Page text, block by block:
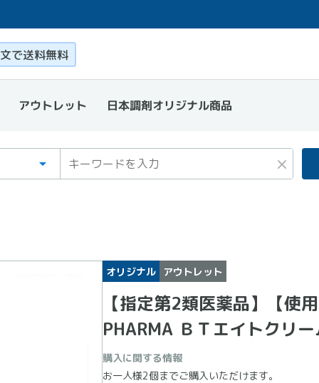
で送料無料
アウトレット 日本調剤オリジナル商品
×
オリジナル アウトレット
【指定第2類医薬品】【使
PHARMA ＢＴエイトクリ
購入に関する情報
お一人様2個までご購入いただけます。